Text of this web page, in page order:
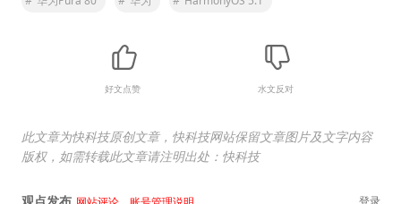
好文点赞 水文反对
此文章为快科技原创文章，快科技网站保留文章图片及文字内容
版权，如需转载此文章请注明出处：快科技
登录